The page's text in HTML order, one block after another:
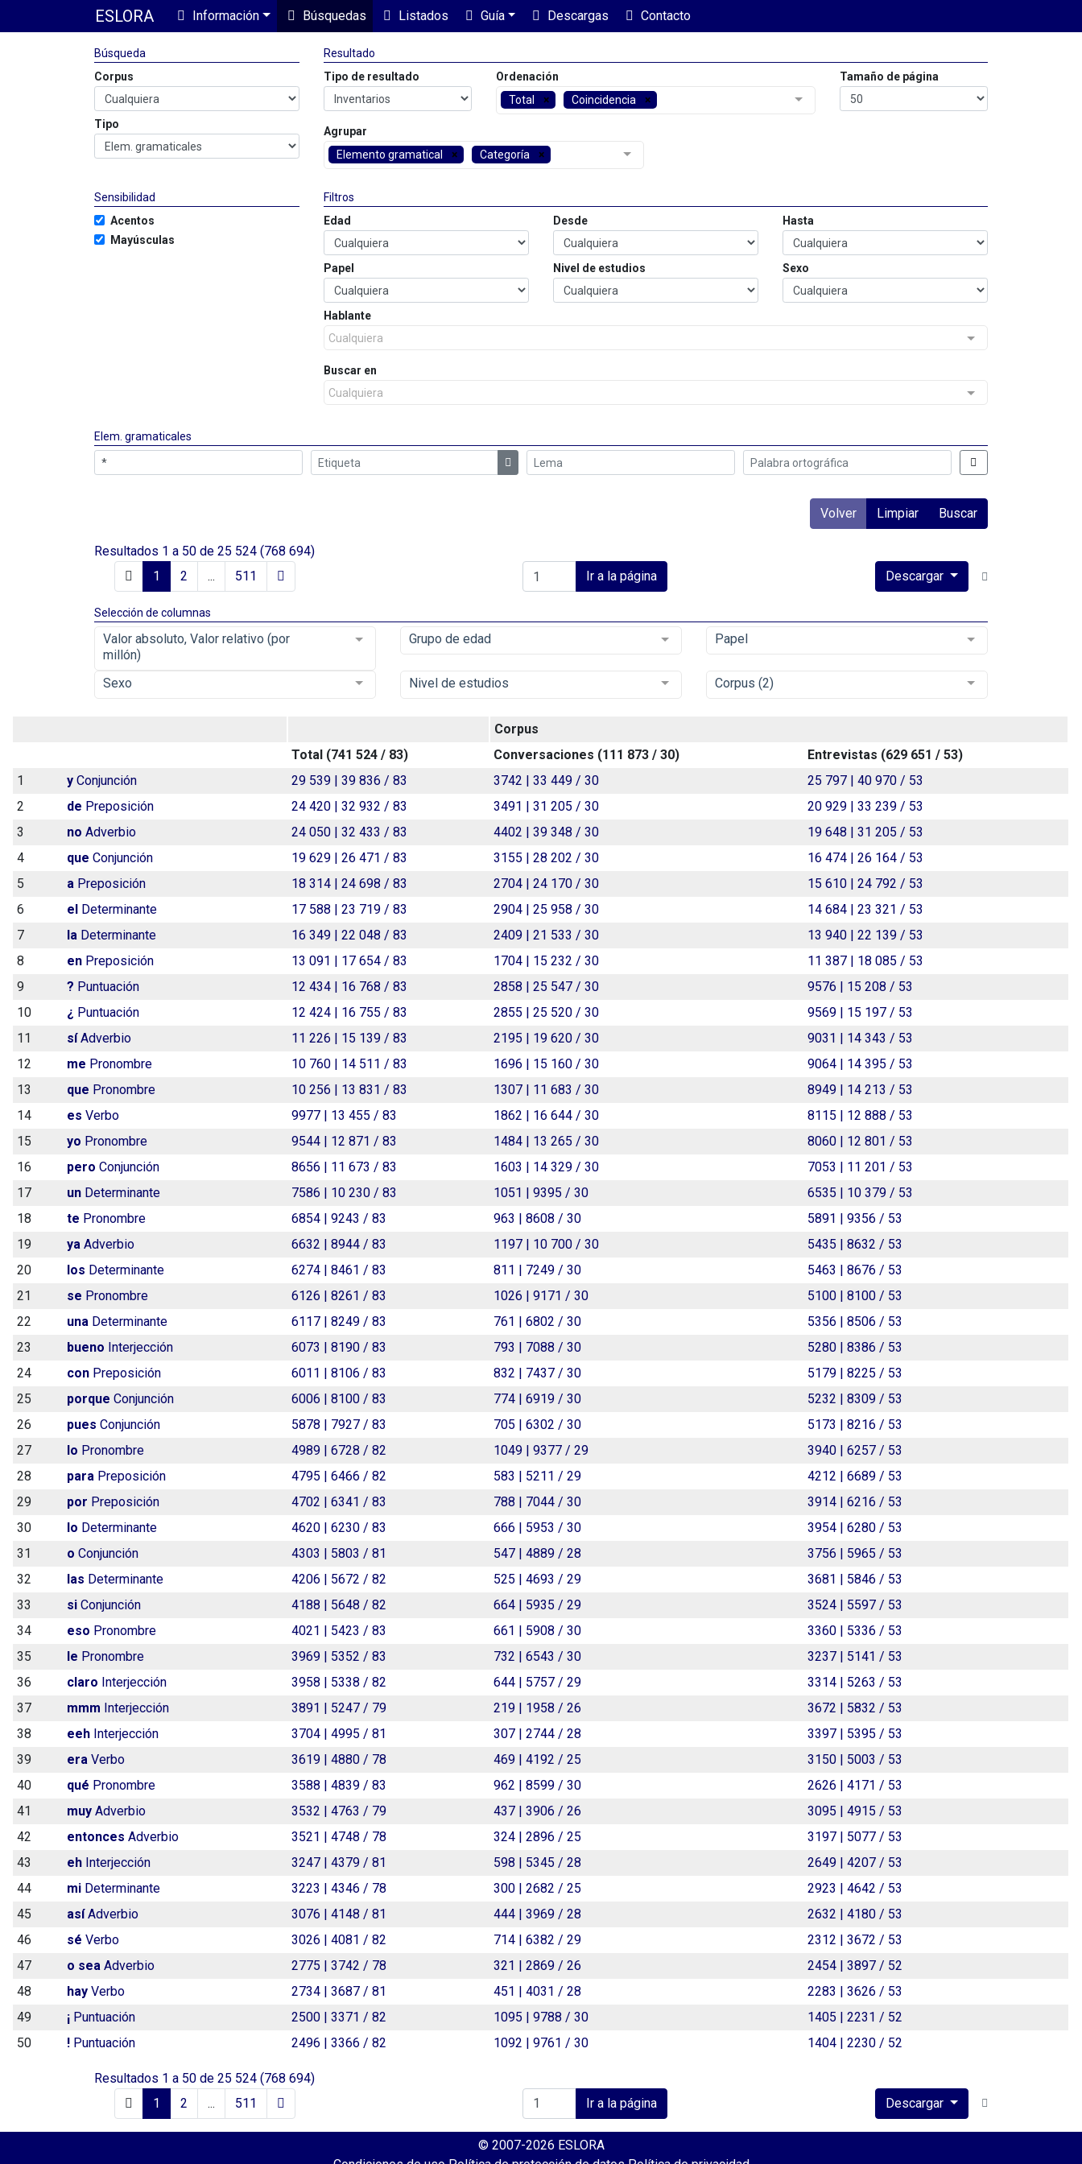
ESLORA Información Búsquedas Listados Guía Descargas Contacto
Búsqueda
Corpus
Tipo
Resultado
Tipo de resultado
Ordenación
Total
Coincidencia
Tamaño de página
Agrupar
Elemento gramatical
Categoría
Sensibilidad
Acentos
Mayúsculas
Filtros
Edad
Desde Hasta
Papel Nivel de estudios Sexo
Hablante
Cualquiera
Buscar en
Cualquiera
Elem. gramaticales
Volver Limpiar Buscar
Resultados 1 a 50 de 25 524 (768 694)
1
2 ... 511 Ir a la página Descargar
Selección de columnas
Valor absoluto, Valor relativo (por
millón)
Grupo de edad Papel
Sexo Nivel de estudios Corpus (2)
Corpus
Total (741 524/ 83) Conversaciones (111 873/ 30) Entrevistas (629 651 / 53)
1
y Conjunción 29 539 | 39 836 / 83 3742 | 33 449 / 30
25 797 | 40 970 / 53
2
de Preposición 24 420 | 32 932 / 83 3491 | 31 205 / 30
20 929 | 33 239 / 53
3
no Adverbio 24 050 | 32 433 / 83 4402 | 39 348 / 30
19 648 | 31 205 / 53
4
que Conjunción 19 629 | 26 471 / 83 3155 | 28 202 / 30
16 474 | 26 164 / 53
5
a Preposición 18 314 | 24 698 / 83 2704 | 24 170 / 30
15 610 | 24 792 / 53
6
el Determinante 17 588 | 23 719 / 83 2904 | 25 958 / 30
14 684 | 23 321 / 53
7
la Determinante 16 349 | 22 048 / 83 2409 | 21 533 / 30
13 940 | 22 139 / 53
8
en Preposición 13 091 | 17 654 / 83 1704 | 15 232 / 30
11 387 | 18 085 / 53
9
? Puntuación 12 434 | 16 768 / 83 2858 | 25 547 / 30
9576 | 15 208 / 53
10
¿ Puntuación 12 424 | 16 755 / 83 2855 | 25 520 / 30
9569 | 15 197 / 53
11
síAdverbio 11 226 | 15 139 / 83 2195 | 19 620 / 30
9031 | 14 343 / 53
12
me Pronombre 10 760 | 14 511 / 83 1696 | 15 160 / 30
9064 | 14 395 / 53
13
que Pronombre 10 256 | 13 831 / 83 1307 | 11 683 / 30
8949 | 14 213 / 53
14
es Verbo 9977 | 13 455 / 83 1862 | 16 644 / 30
8115 | 12 888 / 53
15
yo Pronombre 9544 | 12 871 / 83 1484 | 13 265 / 30
8060 | 12 801 / 53
16
pero Conjunción 8656 | 11 673 / 83 1603 | 14 329 / 30
7053 | 11 201 / 53
17
un Determinante 7586 | 10 230 / 83 1051 | 9395 / 30
6535 | 10 379 / 53
18
te Pronombre 6854 | 9243 / 83 963 | 8608 / 30
5891 | 9356 / 53
19
ya Adverbio 6632 | 8944 / 83 1197 | 10 700 / 30
5435 | 8632 / 53
20
los Determinante 6274 | 8461 / 83 811 | 7249 / 30
5463 | 8676 / 53
21
se Pronombre 6126 | 8261 / 83 1026 | 9171 / 30
5100 | 8100 / 53
22
una Determinante 6117 | 8249 / 83 761 | 6802 / 30
5356 | 8506 / 53
23
bueno Interjección 6073 | 8190 / 83 793 | 7088 / 30
5280 | 8386 / 53
24
con Preposición 6011 | 8106 / 83 832 | 7437 / 30
5179 | 8225 / 53
25
porque Conjunción 6006 | 8100 / 83 774 | 6919 / 30
5232 | 8309 / 53
26
pues Conjunción 5878 | 7927 / 83 705 | 6302 / 30
5173 | 8216 / 53
27
lo Pronombre 4989 | 6728 / 82 1049 | 9377 / 29
3940 | 6257 / 53
28
para Preposición 4795 | 6466 / 82 583 | 5211 / 29
4212 | 6689 / 53
29
por Preposición 4702 | 6341 / 83 788 | 7044 / 30
3914 | 6216 / 53
30
lo Determinante 4620 | 6230 / 83 666 | 5953 / 30
3954 | 6280 / 53
31
o Conjunción 4303 | 5803 / 81 547 | 4889 / 28
3756 | 5965 / 53
32
las Determinante 4206 | 5672 / 82 525 | 4693 / 29
3681 | 5846 / 53
33
si Conjunción 4188 | 5648 / 82 664 | 5935 / 29
3524 | 5597 / 53
34
eso Pronombre 4021 | 5423 / 83 661 | 5908 / 30
3360 | 5336 / 53
35
le Pronombre 3969 | 5352 / 83 732 | 6543 / 30
3237 | 5141 / 53
36
claro Interjección 3958 | 5338 / 82 644 | 5757 / 29
3314 | 5263 / 53
37
mmm Interjección 3891 | 5247 / 79 219 | 1958 / 26
3672 | 5832 / 53
38
eeh Interjección 3704 | 4995 / 81 307 | 2744 / 28
3397 | 5395 / 53
39
era Verbo 3619 | 4880 / 78 469 | 4192 / 25
3150 | 5003 / 53
40
qué Pronombre 3588 | 4839 / 83 962 | 8599 / 30
2626 | 4171 / 53
41
muy Adverbio 3532 | 4763 / 79 437 | 3906 / 26
3095 | 4915 / 53
42
entonces Adverbio 3521 | 4748 / 78 324 | 2896 / 25
3197 | 5077 / 53
43
eh Interjección 3247 | 4379 / 81 598 | 5345 / 28
2649 | 4207 / 53
44
mi Determinante 3223 | 4346 / 78 300 | 2682 / 25
2923 | 4642 / 53
45
asíAdverbio 3076 | 4148 / 81 444 | 3969 / 28
2632 | 4180 / 53
46
sé Verbo 3026 | 4081 / 82 714 | 6382 / 29
2312 | 3672 / 53
47
o sea Adverbio 2775 | 3742 / 78 321 | 2869 / 26
2454 | 3897 / 52
48
hay Verbo 2734 | 3687 / 81 451 | 4031 / 28
2283 | 3626 / 53
49
¡ Puntuación 2500 | 3371 / 82 1095 | 9788 / 30
1405 | 2231 / 52
50
! Puntuación 2496 | 3366 / 82 1092 | 9761 / 30 1404 | 2230 / 52
Resultados 1 a 50 de 25 524 (768 694)
1
2 ... 511 Ir a la página Descargar
© 2007-2026 ESLORA